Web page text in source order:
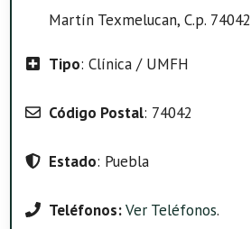
Martín Texmelucan, C.p. 74042
Tipo: Clínica / UMFH
Código Postal: 74042
Estado: Puebla
Teléfonos:Ver Teléfonos.